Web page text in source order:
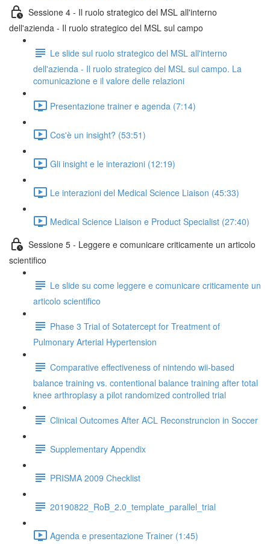
Sessione 4 - Il ruolo strategico del MSL all'interno
dell'azienda - Il ruolo strategico del MSL sul campo
Le slide sul ruolo strategico del MSL all'interno
dell'azienda - Il ruolo strategico del MSL sul campo. La
comunicazione e il valore delle relazioni
Presentazione trainer e agenda (7:14)
Cos'è un insight? (53:51)
Gli insight e le interazioni (12:19)
Le interazioni del Medical Science Liaison (45:33)
Medical Science Liaison e Product Specialist (27:40)
Sessione 5 - Leggere e comunicare criticamente un articolo
scientifico
Le slide su come leggere e comunicare criticamente un
articolo scientifico
Phase 3 Trial of Sotatercept for Treatment of
Pulmonary Arterial Hypertension
Comparative effectiveness of nintendo wii-based
balance training vs. contentional balance training after total
knee arthroplasy a pilot randomized controlled trial
Clinical Outcomes After ACL Reconstruncion in Soccer
Supplementary Appendix
PRISMA 2009 Checklist
20190822_RoB_2.0_template_parallel_trial
Agenda e presentazione Trainer (1:45)